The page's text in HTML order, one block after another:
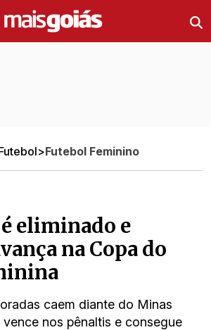
>Futebol Feminino
eliminado e
na Copa do
caem diante do Minas
nos pênaltis e consegue